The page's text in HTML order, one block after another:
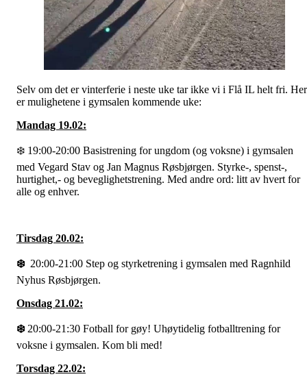
Selv om det er vinterferie i neste uke tar ikke vi i Flå IL helt fri. Her
er mulighetene i gymsalen kommende uke:
Mandag 19.02:
❄️ 19:00-20:00 Basistrening for ungdom (og voksne) i gymsalen
med Vegard Stav og Jan Magnus Røsbjørgen. Styrke-, spenst-,
hurtighet,- og beveglighetstrening. Med andre ord: litt av hvert for
alle og enhver.
Tirsdag 20.02:
❄️ 20:00-21:00 Step og styrketrening i gymsalen med Ragnhild
Nyhus Røsbjørgen.
Onsdag 21.02:
❄️ 20:00-21:30 Fotball for gøy! Uhøytidelig fotballtrening for
voksne i gymsalen. Kom bli med!
Torsdag 22.02: